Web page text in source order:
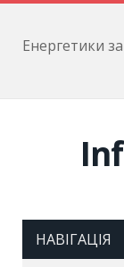
НАВІГАЦІЯ